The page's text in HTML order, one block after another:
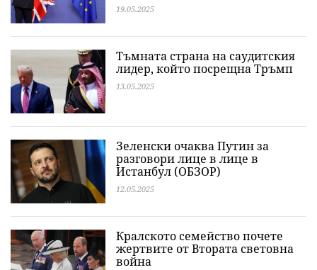
19.05.2025
Тъмната страна на саудитския
лидер, който посрещна Тръмп
13.05.2025
Зеленски очаква Путин за
разговори лице в лице в
Истанбул (ОБЗОР)
12.05.2025
Кралското семейство почете
жертвите от Втората световна
война